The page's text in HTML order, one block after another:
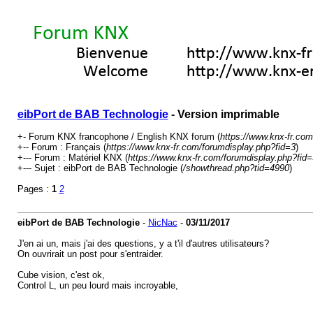
eibPort de BAB Technologie- Version imprimable
+- Forum KNX francophone / English KNX forum (https://www.knx-fr.com
+-- Forum : Français (https://www.knx-fr.com/forumdisplay.php?fid=3)
+--- Forum : Matériel KNX (https://www.knx-fr.com/
+--- Sujet : eibPort de BAB Technologie (/showthread.php?tid=4990)
Pages : 1 2
eibPort de BAB Technologie- NicNac - 03/11/2017
J'en ai un, mais j'ai des questions, y a t'il d'autres utilisateurs?
On ouvrirait un post pour s'entraider.
Cube vision, c'est ok,
Control L, un peu lourd mais incroyable,